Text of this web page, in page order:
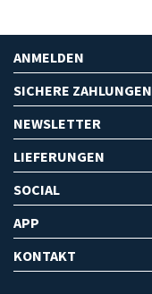
ANMELDEN
SICHERE ZAHLUNGEN
NEWSLETTER
LIEFERUNGEN
SOCIAL
APP
KONTAKT